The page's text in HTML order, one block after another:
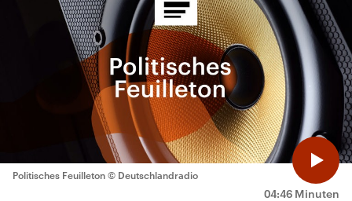
04:46 Minuten
Politisches Feuilleton © Deutschlandradio